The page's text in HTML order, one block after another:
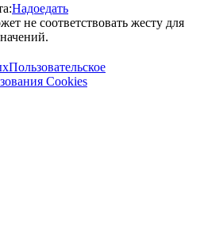
Надоедать
не соответствовать жесту для
Пользовательское
Cookies